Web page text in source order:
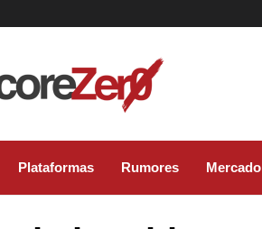
Plataformas Rumores Mercado